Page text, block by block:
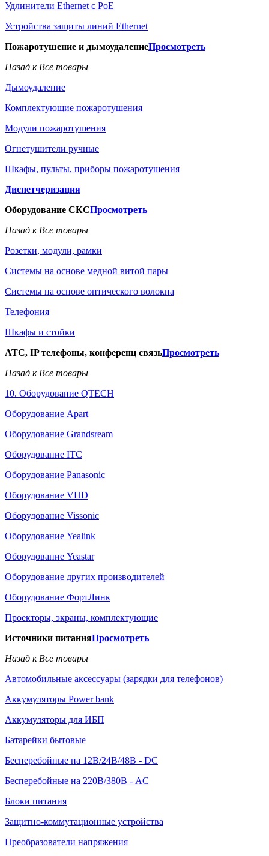
Удлинители Ethernet с PoE
Устройства защиты линий Ethernet
Пожаротушение и дымоудалениеПросмотреть
Назад к Все товары
Дымоудаление
Комплектующие пожаротушения
Модули пожаротушения
Огнетушители ручные
Шкафы, пульты, приборы пожаротушения
Диспетчеризация
Оборудование СКСПросмотреть
Назад к Все товары
Розетки, модули, рамки
Системы на основе медной витой пары
Системы на основе оптического волокна
Телефония
Шкафы и стойки
АТС, IP телефоны, конференц связьПросмотреть
Назад к Все товары
10. Оборудование QTECH
Оборудование Apart
Оборудование Grandsream
Оборудование ITC
Оборудование Panasonic
Оборудование VHD
Оборудование Vissonic
Оборудование Yealink
Оборудование Yeastar
Оборудование других производителей
Оборудование ФортЛинк
Проекторы, экраны, комплектующие
Источники питанияПросмотреть
Назад к Все товары
Автомобильные аксессуары (зарядки для телефонов)
Аккумуляторы Power bank
Аккумуляторы для ИБП
Батарейки бытовые
Бесперебойные на 12В/24В/48В - DC
Бесперебойные на 220В/380В - AC
Блоки питания
Защитно-коммутационные устройства
Преобразователи напряжения